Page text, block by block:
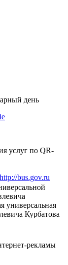
день
услуг по QR-
http://bus.gov.ru
универсальная
Курбатова
рекламы